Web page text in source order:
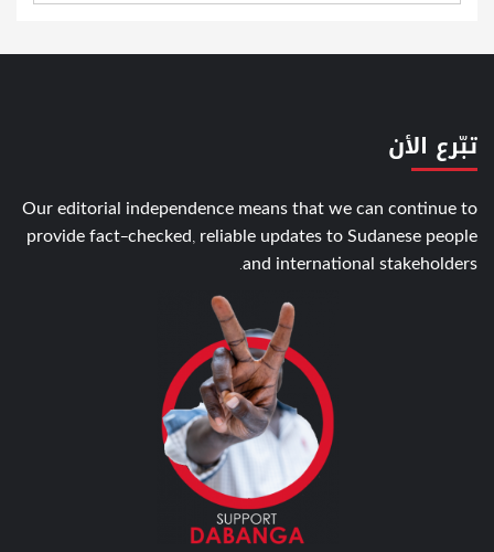
تبّرع الأن
Our editorial independence means that we can continue to
provide fact-checked, reliable updates to Sudanese people
and international stakeholders.